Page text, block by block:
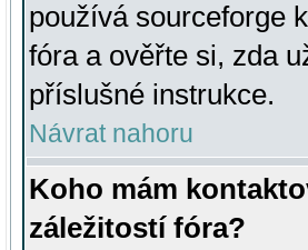
používá sourceforge
fóra a ověřte si, zda
příslušné instrukce.
Návrat nahoru
Koho mám
záležitostí fóra?